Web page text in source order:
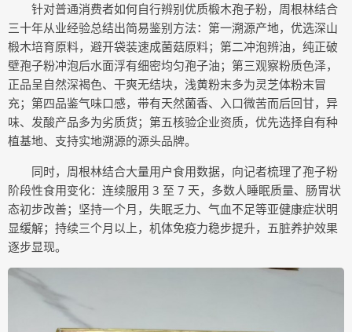
针对普通消费者如何自行辨别优质椴木孢子粉，周根林结合
三十年从业经验总结出简易鉴别方法：第一溯源产地，优选深山
椴木培育原料，避开袋装速成菌菇原料；第二冲泡辨油，纯正破
壁孢子粉冲泡后水面浮有细密均匀孢子油；第三观察粉质色泽，
正品呈自然深褐色、干爽无结块，浅黄粉末多为灵芝体粉末冒
充；第四品鉴气味口感，带有天然菌香、入口微苦而后回甘，异
味、发酸产品多为劣质货；第五核验企业资质，优先选择自有种
植基地、支持实地溯源的源头品牌。
同时，周根林结合大量用户食用数据，向记者梳理了孢子粉
阶段性食用变化：连续服用 3 至 7 天，多数人睡眠质量、肠胃状
态初步改善；坚持一个月，失眠乏力、气血不足等亚健康症状明
显缓解；持续三个月以上，机体免疫力稳步提升，五脏养护效果
逐步显现。